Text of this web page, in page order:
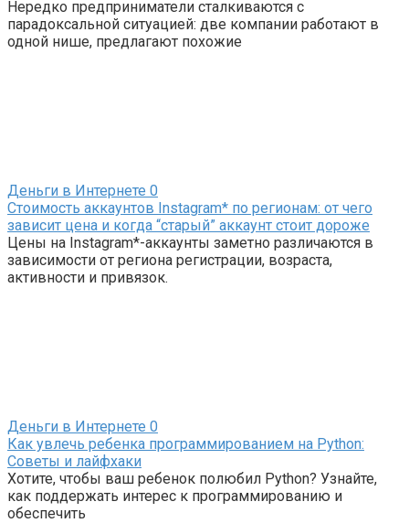
Нередко предприниматели сталкиваются с
парадоксальной ситуацией: две компании работают в
одной нише, предлагают похожие
Деньги в Интернете 0
Стоимость аккаунтов Instagram* по регионам: от чего
зависит цена и когда “старый” аккаунт стоит дороже
Цены на Instagram*-аккаунты заметно различаются в
зависимости от региона регистрации, возраста,
активности и привязок.
Деньги в Интернете 0
Как увлечь ребенка программированием на Python:
Советы и лайфхаки
Хотите, чтобы ваш ребенок полюбил Python? Узнайте,
как поддержать интерес к программированию и
обеспечить